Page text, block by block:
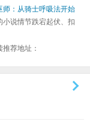
师：从骑士呼吸法开始
说情节跌宕起伏、扣
荐地址：